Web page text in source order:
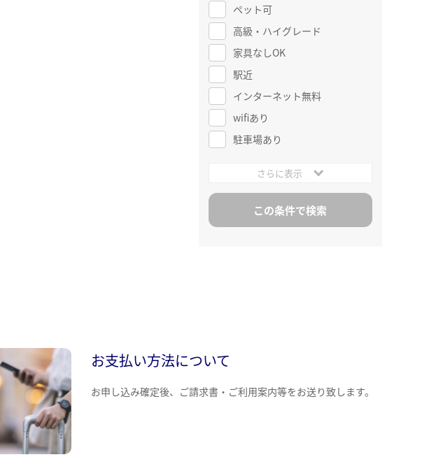
ペット可
高級・ハイグレード
家具なしOK
駅近
インターネット無料
wifiあり
駐車場あり
さらに表示
お支払い方法について
お申し込み確定後、ご請求書・ご利用案内等をお送り致します。